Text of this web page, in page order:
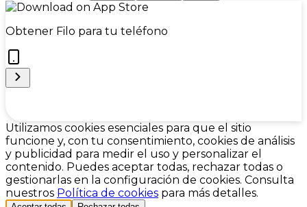
Obtener Filo para tu teléfono
Cookie Preferences
Utilizamos cookies esenciales para que el sitio
funcione y, con tu consentimiento, cookies de análisis
y publicidad para medir el uso y personalizar el
contenido. Puedes aceptar todas, rechazar todas o
gestionarlas en la configuración de cookies. Consulta
nuestros Política de cookies para más detalles.